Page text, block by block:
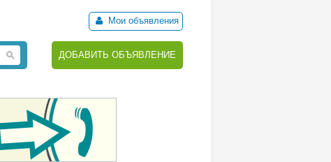
Мои объявления
ДОБАВИТЬ ОБЪЯВЛЕНИЕ